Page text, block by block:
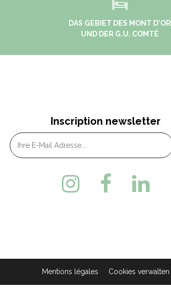
DAS GEBIET DES MONT D'OR
UND DER G.U. COMTÉ
Inscription newsletter
Mentions légales Cookies verwalten